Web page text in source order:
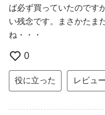
ば必ず買っていたのです
い残念です。まさかたま
ね・・・
0
役に立った レビュ